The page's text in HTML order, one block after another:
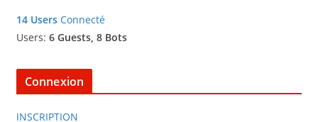
14 UsersConnecté
Users: 6 Guests, 8 Bots
Connexion
INSCRIPTION